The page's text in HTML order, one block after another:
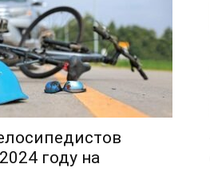
году на